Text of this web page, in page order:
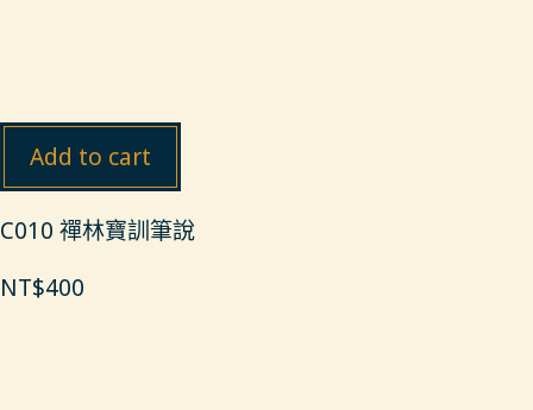
Add to cart
C010 禪林寶訓筆說
NT$400